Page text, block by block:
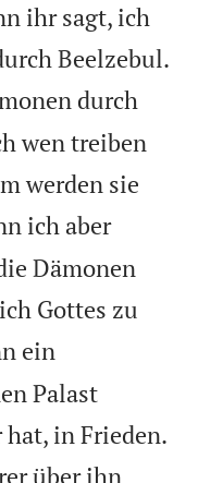
ihr sagt, ich
Beelzebul.
durch
wen treiben
werden sie
ich aber
Dämonen
Gottes zu
ein
Palast
hat, in Frieden.
über ihn